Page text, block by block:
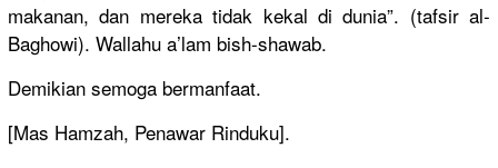
makanan, dan mereka tidak kekal di dunia”. (tafsir al-
Baghowi). Wallahu a’lam bish-shawab.
Demikian semoga bermanfaat.
[Mas Hamzah, Penawar Rinduku].